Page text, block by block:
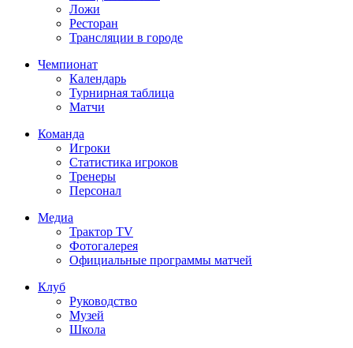
Ложи
Ресторан
Трансляции в городе
Чемпионат
Календарь
Турнирная таблица
Матчи
Команда
Игроки
Статистика игроков
Тренеры
Персонал
Медиа
Трактор TV
Фотогалерея
Официальные программы матчей
Клуб
Руководство
Музей
Школа